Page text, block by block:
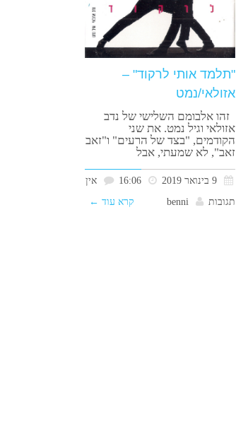
"תלמד אותי לרקוד" –
אזולאי/נמט
זהו אלבומם השלישי של נדב
אזולאי וגיל נמט. את שני
הקודמים, "בצד של הרעים" ו"זאב
זאב", לא שמעתי, אבל
9 בינואר 2019 16:06
אין
תגובות
benni קרא עוד ←